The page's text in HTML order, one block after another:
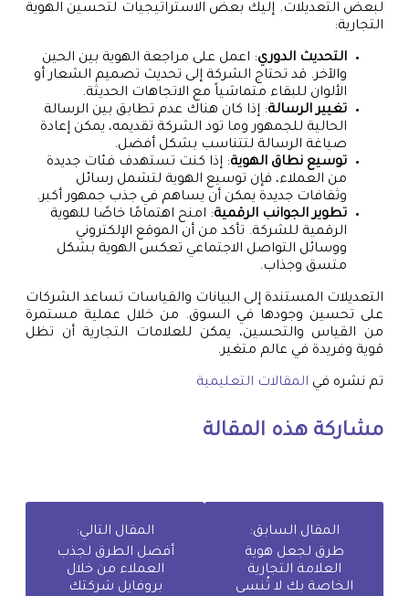
لبعض التعديلات. إليك بعض الاستراتيجيات لتحسين الهوية
التجارية:
التحديث الدوري: اعمل على مراجعة الهوية بين الحين
والآخر. قد تحتاج الشركة إلى تحديث تصميم الشعار أو
الألوان للبقاء متماشياً مع الاتجاهات الحديثة.
تغيير الرسالة: إذا كان هناك عدم تطابق بين الرسالة
الحالية للجمهور وما تود الشركة تقديمه، يمكن إعادة
صياغة الرسالة لتتناسب بشكل أفضل.
توسيع نطاق الهوية: إذا كنت تستهدف فئات جديدة
من العملاء، فإن توسيع الهوية لتشمل رسائل
وثقافات جديدة يمكن أن يساهم في جذب جمهور أكبر.
تطوير الجوانب الرقمية: امنح اهتمامًا خاصًا للهوية
الرقمية للشركة. تأكد من أن الموقع الإلكتروني
ووسائل التواصل الاجتماعي تعكس الهوية بشكل
متسق وجذاب.
التعديلات المستندة إلى البيانات والقياسات تساعد الشركات
على تحسين وجودها في السوق. من خلال عملية مستمرة
من القياس والتحسين، يمكن للعلامات التجارية أن تظل
قوية وفريدة في عالم متغير.
تم نشره في المقالات التعليمية
مشاركة هذه المقالة
المقال السابق:
طرق لجعل هوية
العلامة التجارية
الخاصة بك لا تُنسى
المقال التالي:
أفضل الطرق لجذب
العملاء من خلال
بروفايل شركتك